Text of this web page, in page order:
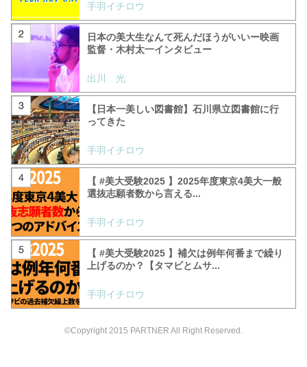
手羽イチロウ
日本の美大生なんて死んだほうがいいー映画
監督・木村太一インタビュー
出川 光
【日本一美しい図書館】石川県立図書館に行
ってきた
手羽イチロウ
【 #美大受験2025 】2025年度東京4美大一般
選抜志願者数から言える...
手羽イチロウ
【 #美大受験2025 】補欠は例年何番まで繰り
上げるのか？【タマビとムサ...
手羽イチロウ
©Copyright 2015 PARTNER All Right Reserved.